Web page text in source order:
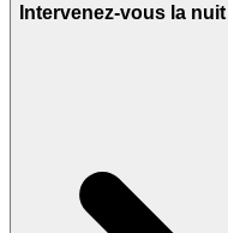
Intervenez-vous la